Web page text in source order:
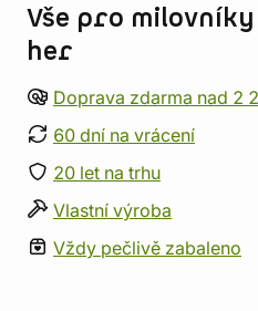
Vše pro
her
Doprava zdarma nad 2
60 dní na vrácení
20 let na trhu
Vlastní výroba
Vždy pečlivě zabaleno